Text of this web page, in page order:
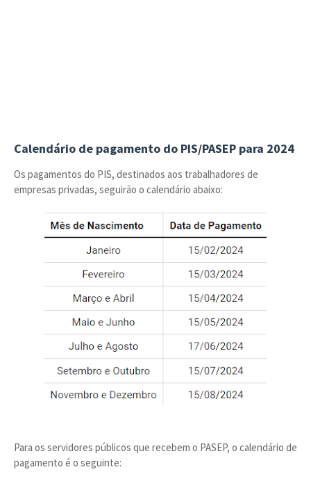
Calendário de pagamento do PIS/PASEP para 2024
Os pagamentos do PIS, destinados aos trabalhadores de
empresas privadas, seguirão o calendário abaixo:
Para os servidores públicos que recebem o PASEP, o calendário de
pagamento é o seguinte: